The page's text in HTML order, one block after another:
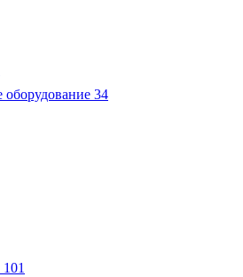
оборудование 34
101